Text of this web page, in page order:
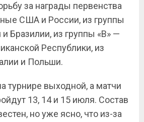
за награды первенства
США и России, из группы
Бразилии, из группы «B» —
Республики, из
и Польши.
турнире выходной, а матчи
13, 14 и 15 июля. Состав
но уже ясно, что из-за